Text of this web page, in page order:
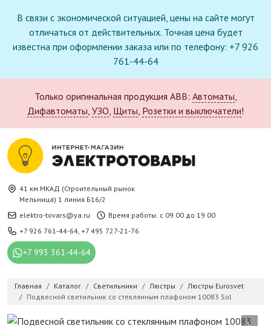
В связи с экономической ситуацией, цены на сайте могут
отличаться от действительных. Точная цена будет
известна при оформлении заказа или по телефону: +7 926
761-44-64
Только оригинальная продукция ABB: Автоматы,
Дифавтоматы, УЗО, Щиты, Розетки и выключатели!
41 км.МКАД (Строительный рынок
Мельница) 1 линия Б16/2
elektro-tovars@ya.ru
Время работы: с 09.00 до 19.00
+7 926 761-44-64, +7 495 727-21-76
+7 993 361-44-64
Главная Каталог Светильники Люстры
Люстры Eurosvet
Подвесной светильник со стеклянным плафоном 10083 Sol